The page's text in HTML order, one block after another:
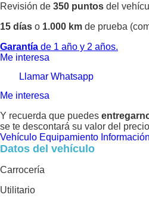
Revisión de 350 puntos del
15 días o 1.000 km de prueba
Garantía de 1 año y 2 años.
Me interesa
Llamar Whatsapp
Me interesa
Y recuerda que puedes
se te descontará su valor del
Vehículo Equipamiento
Datos del vehículo
Carrocería
Utilitario